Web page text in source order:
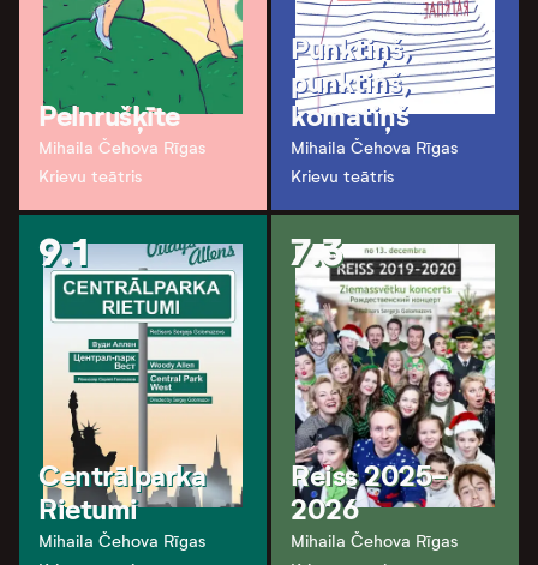
Pelnrušķīte
Mihaila Čehova Rīgas
Krievu teātris
Punktiņš,
punktinš,
komatiņš
Mihaila Čehova Rīgas
Krievu teātris
9.1
Centrālparka
Rietumi
Mihaila Čehova Rīgas
7.3
Reiss 2025-
2026
Mihaila Čehova Rīgas